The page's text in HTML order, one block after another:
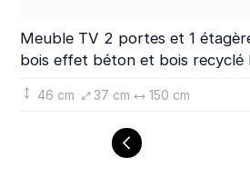
Meuble TV 2 portes et 1
bois effet béton et bois recyclé
46 cm 37 cm 150 cm